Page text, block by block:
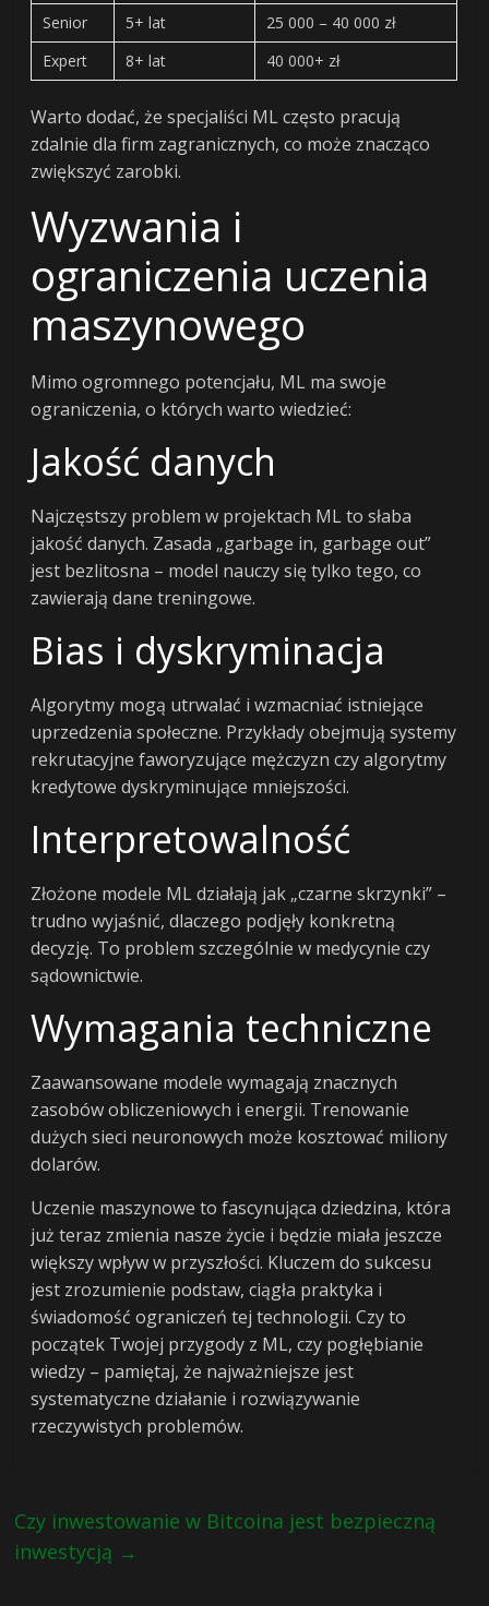
Senior 5+ lat
25 000 – 40 000 zł
Expert
8+ lat 40 000+ zł
Warto dodać, że specjaliści ML często pracują
zdalnie dla firm zagranicznych, co może znacząco
zwiększyć zarobki.
Wyzwania i
ograniczenia uczenia
maszynowego
Mimo ogromnego potencjału, ML ma swoje
ograniczenia, o których warto wiedzieć:
Jakość danych
Najczęstszy problem w projektach ML to słaba
jakość danych. Zasada „garbage in, garbage out”
jest bezlitosna – model nauczy się tylko tego, co
zawierają dane treningowe.
Bias i dyskryminacja
Algorytmy mogą utrwalać i wzmacniać istniejące
uprzedzenia społeczne. Przykłady obejmują systemy
rekrutacyjne faworyzujące mężczyzn czy algorytmy
kredytowe dyskryminujące mniejszości.
Interpretowalność
Złożone modele ML działają jak „czarne skrzynki” –
trudno wyjaśnić, dlaczego podjęły konkretną
decyzję. To problem szczególnie w medycynie czy
sądownictwie.
Wymagania techniczne
Zaawansowane modele wymagają znacznych
zasobów obliczeniowych i energii. Trenowanie
dużych sieci neuronowych może kosztować miliony
dolarów.
Uczenie maszynowe to fascynująca dziedzina, która
już teraz zmienia nasze życie i będzie miała jeszcze
większy wpływ w przyszłości. Kluczem do sukcesu
jest zrozumienie podstaw, ciągła praktyka i
świadomość ograniczeń tej technologii. Czy to
początek Twojej przygody z ML, czy pogłębianie
wiedzy – pamiętaj, że najważniejsze jest
systematyczne działanie i rozwiązywanie
rzeczywistych problemów.
Czy inwestowanie w Bitcoina jest bezpieczną
inwestycją →